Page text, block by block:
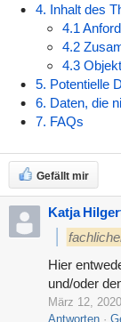
4. Inhalt des
4.1
4.2
4.3
5. Potentielle
6. Daten, die
7. FAQs
Gefällt mir
Katja
Hier
und/oder
März 12, 2020
Antworten